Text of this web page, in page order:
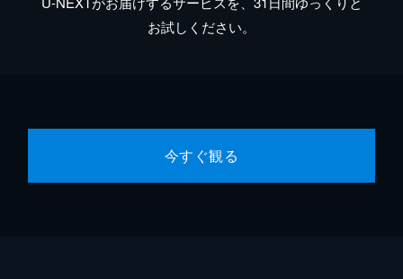
お試しください。
今すぐ観る